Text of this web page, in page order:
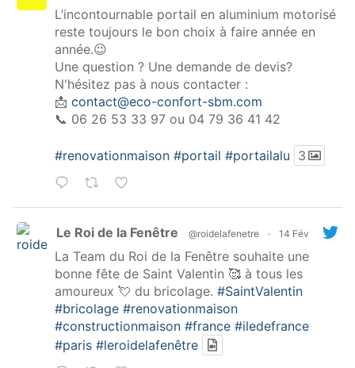
L’incontournable portail en aluminium motorisé
reste toujours le bon choix à faire année en
année.😉
Une question ? Une demande de devis?
N'hésitez pas à nous contacter :
📩 contact@eco-confort-sbm.com
📞 06 26 53 33 97 ou 04 79 36 41 42
#renovationmaison #portail #portailalu 3
Le Roi de la Fenêtre @roidelafenetre · 14 Fév
La Team du Roi de la Fenêtre souhaite une
bonne fête de Saint Valentin 🥰 à tous les
amoureux 💘 du bricolage. #SaintValentin
#bricolage #renovationmaison
#constructionmaison #france #iledefrance
#paris #leroidelafenêtre